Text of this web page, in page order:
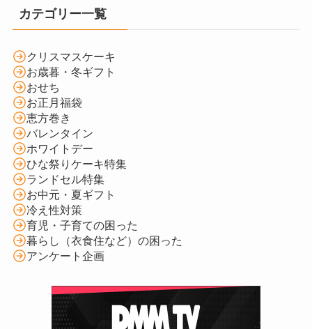
カテゴリー一覧
クリスマスケーキ
お歳暮・冬ギフト
おせち
お正月福袋
恵方巻き
バレンタイン
ホワイトデー
ひな祭りケーキ特集
ランドセル特集
お中元・夏ギフト
冷え性対策
育児・子育ての困った
暮らし（衣食住など）の困った
アンケート企画